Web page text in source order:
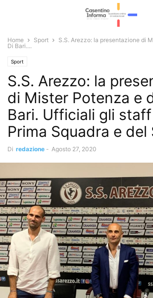
Home Sport
S.S. Arezzo: la presentazione di
Di Bari....
Sport
S.S. Arezzo: la
di Mister Potenza e
Bari. Ufficiali gli
Prima Squadra e del
Di redazione - Agosto 27, 2020